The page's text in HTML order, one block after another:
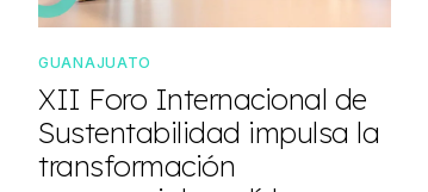
GUANAJUATO
XII Foro Internacional de
Sustentabilidad impulsa la
transformación